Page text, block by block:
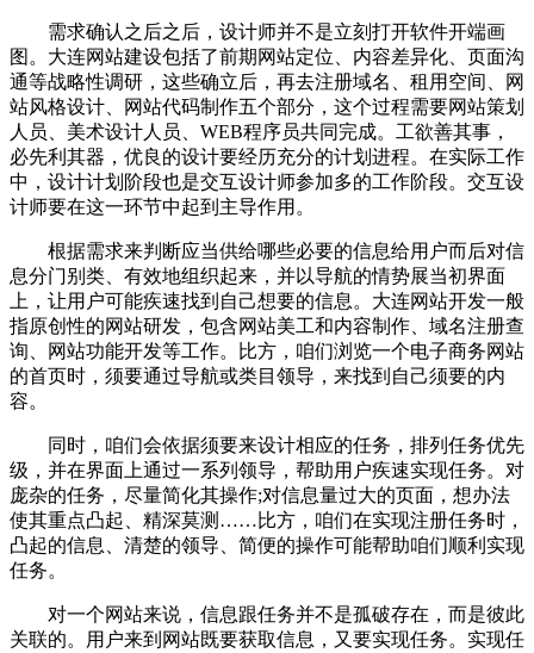
需求确认之后之后，设计师并不是立刻打开软件开端画
图。大连网站建设包括了前期网站定位、内容差异化、页面沟
通等战略性调研，这些确立后，再去注册域名、租用空间、网
站风格设计、网站代码制作五个部分，这个过程需要网站策划
人员、美术设计人员、WEB程序员共同完成。工欲善其事，
必先利其器，优良的设计要经历充分的计划进程。在实际工作
中，设计计划阶段也是交互设计师参加多的工作阶段。交互设
计师要在这一环节中起到主导作用。
根据需求来判断应当供给哪些必要的信息给用户而后对信
息分门别类、有效地组织起来，并以导航的情势展当初界面
上，让用户可能疾速找到自己想要的信息。大连网站开发一般
指原创性的网站研发，包含网站美工和内容制作、域名注册查
询、网站功能开发等工作。比方，咱们浏览一个电子商务网站
的首页时，须要通过导航或类目领导，来找到自己须要的内
容。
同时，咱们会依据须要来设计相应的任务，排列任务优先
级，并在界面上通过一系列领导，帮助用户疾速实现任务。对
庞杂的任务，尽量简化其操作;对信息量过大的页面，想办法
使其重点凸起、精深莫测……比方，咱们在实现注册任务时，
凸起的信息、清楚的领导、简便的操作可能帮助咱们顺利实现
任务。
对一个网站来说，信息跟任务并不是孤破存在，而是彼此
关联的。用户来到网站既要获取信息，又要实现任务。实现任